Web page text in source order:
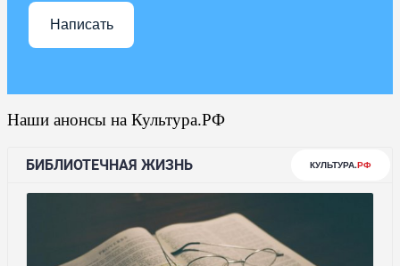
Написать
Наши анонсы на Культура.РФ